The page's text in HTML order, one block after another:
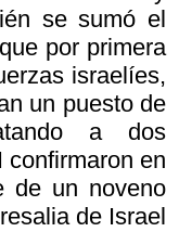
se sumó el
por primera
israelíes,
un puesto de
a dos
en
de un noveno
de Israel